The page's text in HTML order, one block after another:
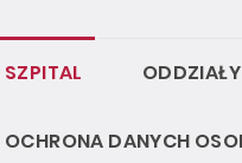
SZPITAL ODDZIAŁY
OCHRONA DANYCH